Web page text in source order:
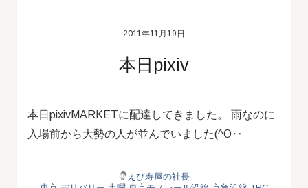
2011年11月19日
本日pixiv
本日pixivMARKETに配達してきました。 雨なのに
入場前から大勢の人が並んでいました(^O‥
えび寿屋の社長